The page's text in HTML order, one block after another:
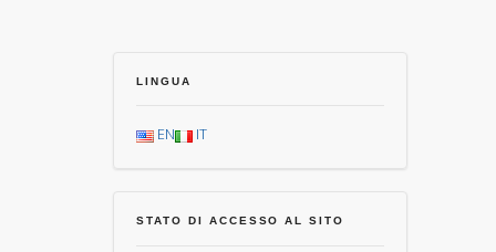
LINGUA
EN IT
STATO DI ACCESSO AL SITO